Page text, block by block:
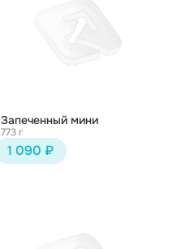
Запеченный мини
773 г
1 090 ₽